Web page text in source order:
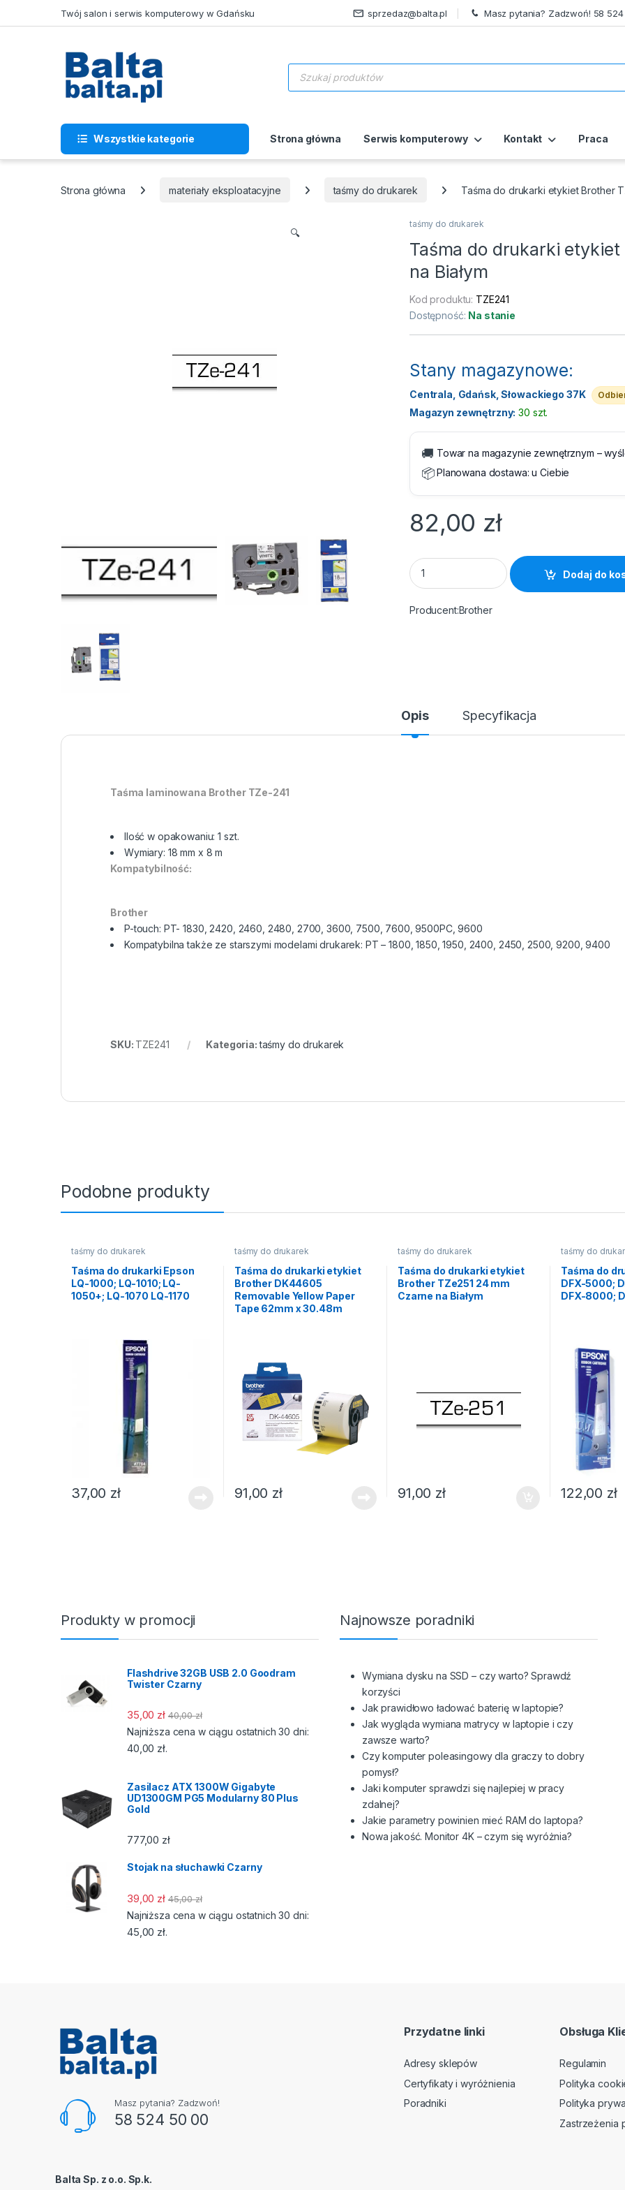
Skip to navigationTwój salon i serwis komputerowy w Gdańsku sprzedaz@balta.pl Masz pytania? Zadzwoń! 58
Wyszukiwarka produktów
Wszystkie kategorie Strona główna Serwis komputerowy Kontakt Praca
Strona główna materiały eksploatacyjne taśmy do drukarek Taśma do drukarki etykiet Brother
🔍
taśmy do drukarek
Taśma do drukarki
na Białym
Kod produktu: TZE241
Dostępność: Na stanie
Stany magazynowe:
Centrala, Gdańsk, Słowackiego 37K
Magazyn zewnętrzny: 30 szt.
🚚 Towar na magazynie zewnętrznym –
📦Planowana dostawa:u Ciebie
82,00 zł
Taśma do drukarki etykiet Brother TZe241
Dodaj do
Brother
Opis Specyfikacja
Taśma laminowana Brother TZe-241
Ilość w opakowaniu: 1 szt.
Wymiary: 18 mm x 8 m
Kompatybilność:
Brother
P-touch: PT- 1830, 2420, 2460, 2480, 2700, 3600, 7500, 7600, 9500PC, 9600
Kompatybilna także ze starszymi modelami drukarek: PT – 1800, 1850, 1950, 2400, 2450, 2500, 9200, 9400
SKU: TZE241 Kategoria:taśmy do drukarek
Podobne produkty
taśmy do drukarek
Taśma do drukarki Epson
LQ-1000; LQ-1010; LQ-
1050+; LQ-1070 LQ-1170
37,00 zł
taśmy do drukarek
Taśma do drukarki etykiet
Brother DK44605
Removable Yellow Paper
Tape 62mm x 30.48m
91,00 zł
taśmy do drukarek
Taśma do drukarki etykiet
Brother TZe251 24 mm
Czarne na Białym
91,00 zł
taśmy do
Taśma do
DFX-5000;
DFX-8000;
122,00 zł
Produkty w promocji
Flashdrive 32GB USB 2.0 Goodram
Twister Czarny
35,00 zł 40,00zł
Najniższa cena w ciągu ostatnich 30 dni:
40,00 zł.
Zasilacz ATX 1300W Gigabyte
UD1300GM PG5 Modularny 80 Plus
Gold
777,00 zł
Stojak na słuchawki Czarny
39,00 zł 45,00zł
Najniższa cena w ciągu ostatnich 30 dni:
45,00 zł.
Najnowsze poradniki
Wymiana dysku na SSD – czy warto? Sprawdź
korzyści
Jak prawidłowo ładować baterię w laptopie?
Jak wygląda wymiana matrycy w laptopie i czy
zawsze warto?
Czy komputer poleasingowy dla graczy to dobry
pomysł?
Jaki komputer sprawdzi się najlepiej w pracy
zdalnej?
Jakie parametry powinien mieć RAM do laptopa?
Nowa jakość. Monitor 4K – czym się wyróżnia?
Masz pytania? Zadzwoń!
58 524 50 00
Balta Sp. z o.o. Sp.k.
Przydatne linki
Adresy sklepów
Certyfikaty i wyróżnienia
Poradniki
Obsługa
Regulamin
Polityka
Polityka
Zastrzeżenia